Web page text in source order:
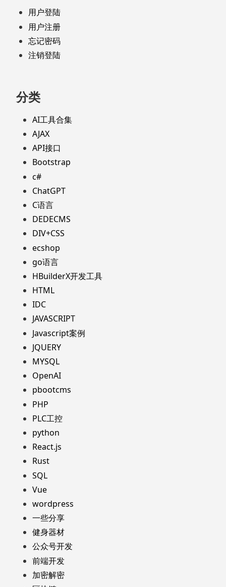
用户登陆
用户注册
忘记密码
注销登陆
分类
AI工具合集
AJAX
API接口
Bootstrap
c#
ChatGPT
C语言
DEDECMS
DIV+CSS
ecshop
go语言
HBuilderX开发工具
HTML
IDC
JAVASCRIPT
Javascript案例
JQUERY
MYSQL
OpenAI
pbootcms
PHP
PLC工控
python
React.js
Rust
SQL
Vue
wordpress
一些分享
健身器材
公众号开发
前端开发
加密解密